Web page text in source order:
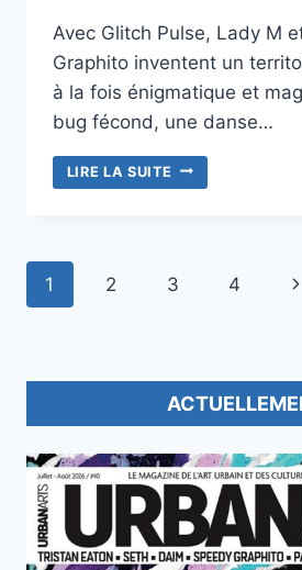
Avec Glitch Pulse, Lady M
Graphito inventent un
à la fois énigmatique et
bug fécond, une danse…
LIRE LA SUITE SPEEDY
GRAPHITO
FONT
Navigation
page
1 2 3 4